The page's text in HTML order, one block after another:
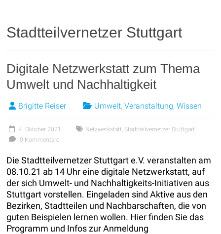
Stadtteilvernetzer Stuttgart
Digitale Netzwerkstatt zum Thema
Umwelt und Nachhaltigkeit
Brigitte Reiser Umwelt,Veranstaltung,Wissen
4. Oktober 2021 Netzwerkstatt, Stadtteilvernetzer Stuttgart
0 Kommentare
Die Stadtteilvernetzer Stuttgart e.V. veranstalten am
08.10.21 ab 14 Uhr eine digitale Netzwerkstatt, auf
der sich Umwelt- und Nachhaltigkeits-Initiativen aus
Stuttgart vorstellen. Eingeladen sind Aktive aus den
Bezirken, Stadtteilen und Nachbarschaften, die von
guten Beispielen lernen wollen. Hier finden Sie das
Programm und Infos zur Anmeldung